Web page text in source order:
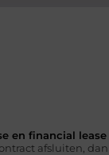
en financial lease
afsluiten,